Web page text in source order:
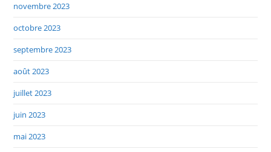
novembre 2023
octobre 2023
septembre 2023
août 2023
juillet 2023
juin 2023
mai 2023